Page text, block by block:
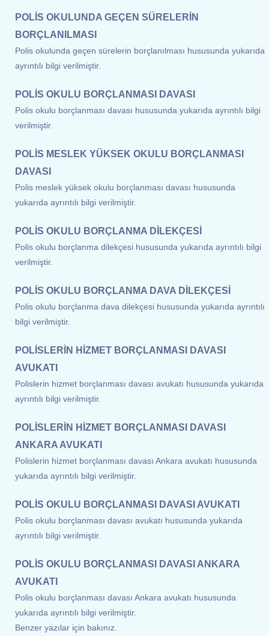
POLİS OKULUNDA GEÇEN SÜRELERİN
BORÇLANILMASI
Polis okulunda geçen sürelerin borçlanılması hususunda yukarıda
ayrıntılı bilgi verilmiştir.
POLİS OKULU BORÇLANMASI DAVASI
Polis okulu borçlanması davası hususunda yukarıda ayrıntılı bilgi
verilmiştir.
POLİS MESLEK YÜKSEK OKULU BORÇLANMASI
DAVASI
Polis meslek yüksek okulu borçlanması davası hususunda
yukarıda ayrıntılı bilgi verilmiştir.
POLİS OKULU BORÇLANMA DİLEKÇESİ
Polis okulu borçlanma dilekçesi hususunda yukarıda ayrıntılı bilgi
verilmiştir.
POLİS OKULU BORÇLANMA DAVA DİLEKÇESİ
Polis okulu borçlanma dava dilekçesi hususunda yukarıda ayrıntılı
bilgi verilmiştir.
POLİSLERİN HİZMET BORÇLANMASI DAVASI
AVUKATI
Polislerin hizmet borçlanması davası avukatı hususunda yukarıda
ayrıntılı bilgi verilmiştir.
POLİSLERİN HİZMET BORÇLANMASI DAVASI
ANKARA AVUKATI
Polislerin hizmet borçlanması davası Ankara avukatı hususunda
yukarıda ayrıntılı bilgi verilmiştir.
POLİS OKULU BORÇLANMASI DAVASI AVUKATI
Polis okulu borçlanması davası avukatı hususunda yukarıda
ayrıntılı bilgi verilmiştir.
POLİS OKULU BORÇLANMASI DAVASI ANKARA
AVUKATI
Polis okulu borçlanması davası Ankara avukatı hususunda
yukarıda ayrıntılı bilgi verilmiştir.
Benzer yazılar için bakınız.